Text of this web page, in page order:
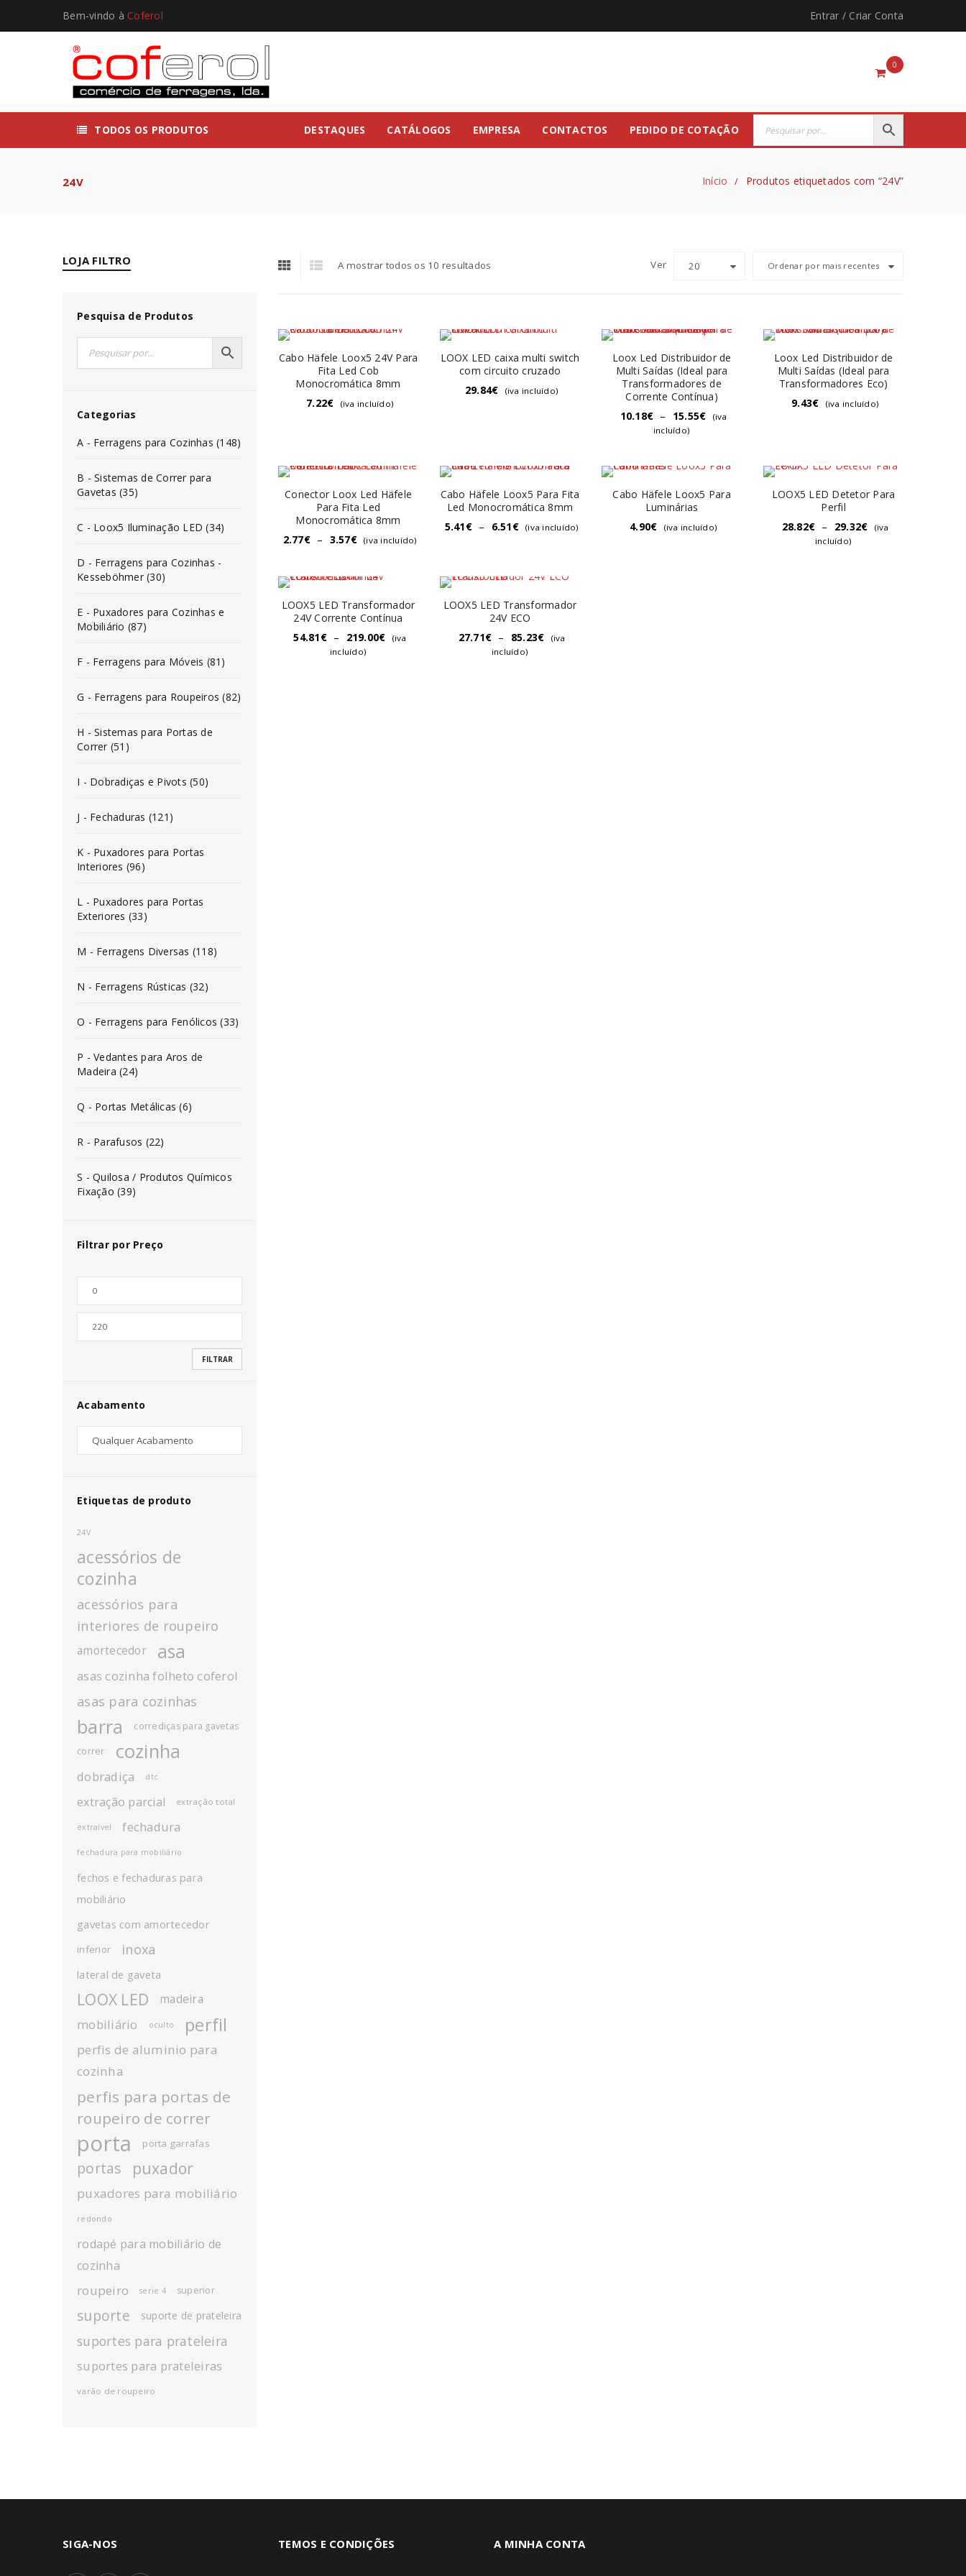
*
INICIAR SESSÃO
Bem-vindo à Coferol Entrar / Criar Conta
0
TODOS OS PRODUTOS DESTAQUES CATÁLOGOS EMPRESA CONTACTOS PEDIDO DE COTAÇÃO
24V Início / Produtos etiquetados com “24V”
LOJA FILTRO
Pesquisa de Produtos
Categorias
A - Ferragens para Cozinhas (148)
B - Sistemas de Correr para
Gavetas (35)
C - Loox5 Iluminação LED (34)
D - Ferragens para Cozinhas -
Kesseböhmer (30)
E - Puxadores para Cozinhas e
Mobiliário (87)
F - Ferragens para Móveis (81)
G - Ferragens para Roupeiros (82)
H - Sistemas para Portas de
Correr (51)
I - Dobradiças e Pivots (50)
J - Fechaduras (121)
K - Puxadores para Portas
Interiores (96)
L - Puxadores para Portas
Exteriores (33)
M - Ferragens Diversas (118)
N - Ferragens Rústicas (32)
O - Ferragens para Fenólicos (33)
P - Vedantes para Aros de
Madeira (24)
Q - Portas Metálicas (6)
R - Parafusos (22)
S - Quilosa / Produtos Químicos
Fixação (39)
Filtrar por Preço
FILTRAR
Acabamento
Etiquetas de produto
24V
acessórios de
cozinha
acessórios para
interiores de roupeiro
amortecedor asa
asas cozinha folheto coferol
asas para cozinhas
barra corrediças para gavetas
correr cozinha
dobradiça dtc
extração parcial extração total
extraível fechadura
fechadura para mobiliário
fechos e fechaduras para
mobiliário
gavetas com amortecedor
inferior inoxa
lateral de gaveta
LOOX LED madeira
mobiliário oculto perfil
perfis de aluminio para
cozinha
perfis para portas de
roupeiro de correr
porta porta garrafas
portas puxador
puxadores para mobiliário
redondo
rodapé para mobiliário de
cozinha
roupeiro serie 4 superior
suporte suporte de prateleira
suportes para prateleira
suportes para prateleiras
varão de roupeiro
A mostrar todos os 10 resultados Ordenar por mais recentes
Ver 20
Cabo Häfele Loox5 24V Para
Fita Led Cob
Monocromática 8mm
7.22€ (iva incluído)
LOOX LED caixa multi switch
com circuito cruzado
29.84€ (iva incluído)
Loox Led Distribuidor de
Multi Saídas (Ideal para
Transformadores de
Corrente Contínua)
10.18€ – 15.55€
(iva
incluído)
Loox Led Distribuidor de
Multi Saídas (Ideal para
Transformadores Eco)
9.43€ (iva incluído)
Conector Loox Led Häfele
Para Fita Led
Monocromática 8mm
2.77€ – 3.57€ (iva incluído)
Cabo Häfele Loox5 Para Fita
Led Monocromática 8mm
5.41€ – 6.51€ (iva incluído)
Cabo Häfele Loox5 Para
Luminárias
4.90€ (iva incluído)
LOOX5 LED Detetor Para
Perfil
28.82€ – 29.32€
(iva
incluído)
LOOX5 LED Transformador
24V Corrente Contínua
54.81€ – 219.00€
(iva
incluído)
LOOX5 LED Transformador
24V ECO
27.71€ – 85.23€
(iva
incluído)
SIGA-NOS TEMOS E CONDIÇÕES A MINHA CONTA